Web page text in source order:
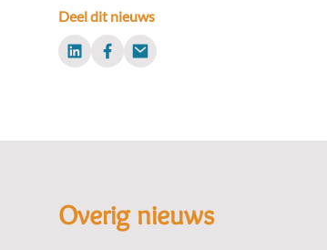
Deel dit nieuws
LinkedInFacebook
Email
Overig nieuws